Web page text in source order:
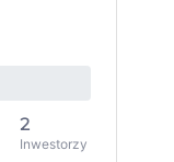
2
Inwestorzy